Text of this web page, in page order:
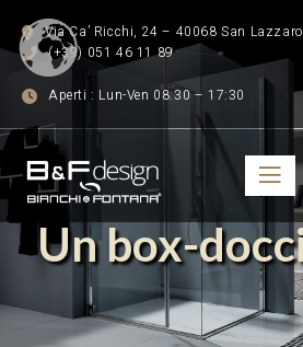
Via Ca’ Ricchi, 24 – 40068 San
(+39) 051 46 11 89
Aperti : Lun-Ven 08:30 – 17:30
Un box-